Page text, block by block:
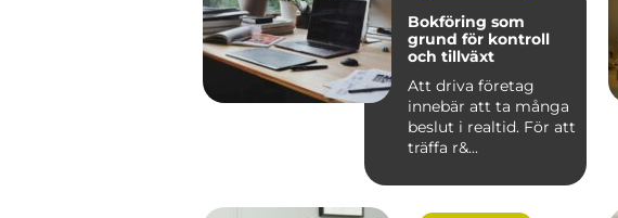
Bokföring som
grund för kontroll
och tillväxt
Att driva företag
innebär att ta många
beslut i realtid. För att
träffa r&...